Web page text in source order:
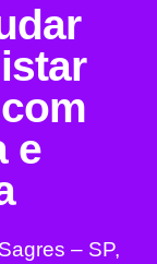
e
– SP,